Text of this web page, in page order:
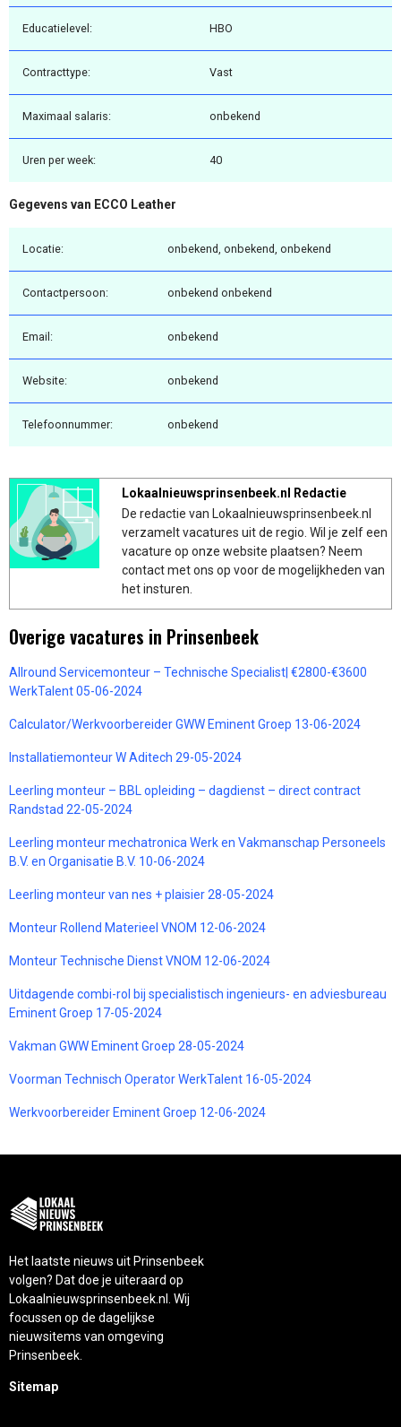
Educatielevel: HBO
Contracttype: Vast
Maximaal salaris: onbekend
Uren per week: 40
Gegevens van ECCO Leather
Locatie: onbekend, onbekend, onbekend
Contactpersoon: onbekend onbekend
Email: onbekend
Website: onbekend
Telefoonnummer: onbekend
Lokaalnieuwsprinsenbeek.nl Redactie
De redactie van Lokaalnieuwsprinsenbeek.nl
verzamelt vacatures uit de regio. Wil je zelf een
vacature op onze website plaatsen? Neem
contact met ons op voor de mogelijkheden van
het insturen.
Overige vacatures in Prinsenbeek
Allround Servicemonteur – Technische Specialist| €2800-€3600
WerkTalent 05-06-2024
Calculator/Werkvoorbereider GWW Eminent Groep 13-06-2024
Installatiemonteur W Aditech 29-05-2024
Leerling monteur – BBL opleiding – dagdienst – direct contract
Randstad 22-05-2024
Leerling monteur mechatronica Werk en Vakmanschap Personeels
B.V. en Organisatie B.V. 10-06-2024
Leerling monteur van nes + plaisier 28-05-2024
Monteur Rollend Materieel VNOM 12-06-2024
Monteur Technische Dienst VNOM 12-06-2024
Uitdagende combi-rol bij specialistisch ingenieurs- en adviesbureau
Eminent Groep 17-05-2024
Vakman GWW Eminent Groep 28-05-2024
Voorman Technisch Operator WerkTalent 16-05-2024
Werkvoorbereider Eminent Groep 12-06-2024
Het laatste nieuws uit Prinsenbeek
volgen? Dat doe je uiteraard op
Lokaalnieuwsprinsenbeek.nl. Wij
focussen op de dagelijkse
nieuwsitems van omgeving
Prinsenbeek.
Sitemap